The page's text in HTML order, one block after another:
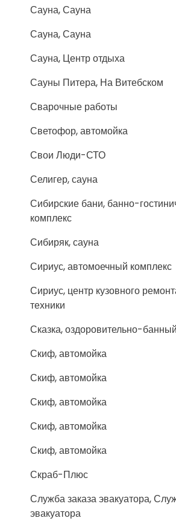
Сауна, Сауна
Сауна, Сауна
Сауна, Центр отдыха
Сауны Питера, На Витебском
Сварочные работы
Светофор, автомойка
Свои Люди-СТО
Селигер, сауна
Сибирские бани, банно-
комплекс
Сибиряк, сауна
Сириус, автомоечный комплекс
Сириус, центр кузовного
техники
Сказка, оздоровительно-
Скиф, автомойка
Скиф, автомойка
Скиф, автомойка
Скиф, автомойка
Скиф, автомойка
Скраб-Плюс
Служба заказа эвакуатора,
эвакуатора